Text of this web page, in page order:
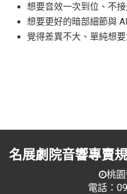
想要音效一次到位、不
想要更好的暗部細節與
覺得差異不大、單純想
名展劇院音響專賣
桃
電話：